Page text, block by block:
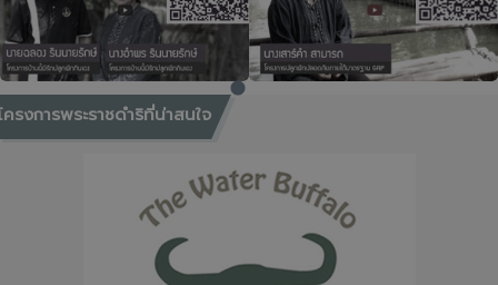
ครงการพระราชดำริที่น่าสนใจ